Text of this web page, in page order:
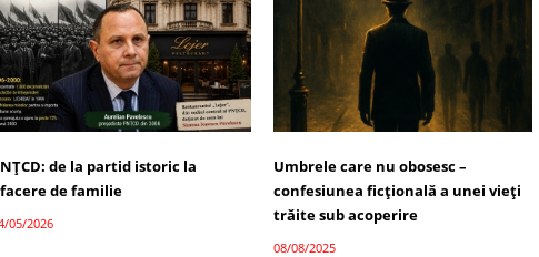
de la partid istoric la
de familie
05/2026
Umbrele care nu obosesc –
confesiunea ficțională a unei vieți
trăite sub acoperire
08/08/2025